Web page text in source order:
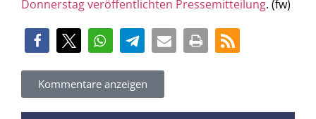
Donnerstag veröffentlichten Pressemitteilung. (fw)
Kommentare anzeigen